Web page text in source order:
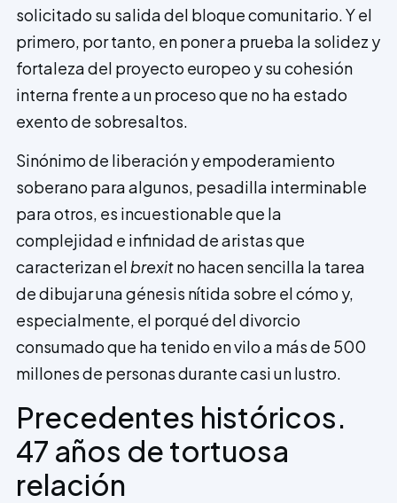
solicitado su salida del bloque comunitario. Y el
primero, por tanto, en poner a prueba la solidez y
fortaleza del proyecto europeo y su cohesión
interna frente a un proceso que no ha estado
exento de sobresaltos.
Sinónimo de liberación y empoderamiento
soberano para algunos, pesadilla interminable
para otros, es incuestionable que la
complejidad e infinidad de aristas que
caracterizan el brexitno hacen sencilla la tarea
de dibujar una génesis nítida sobre el cómo y,
especialmente, el porqué del divorcio
consumado que ha tenido en vilo a más de 500
millones de personas durante casi un lustro.
Precedentes históricos.
47 años de tortuosa
relación